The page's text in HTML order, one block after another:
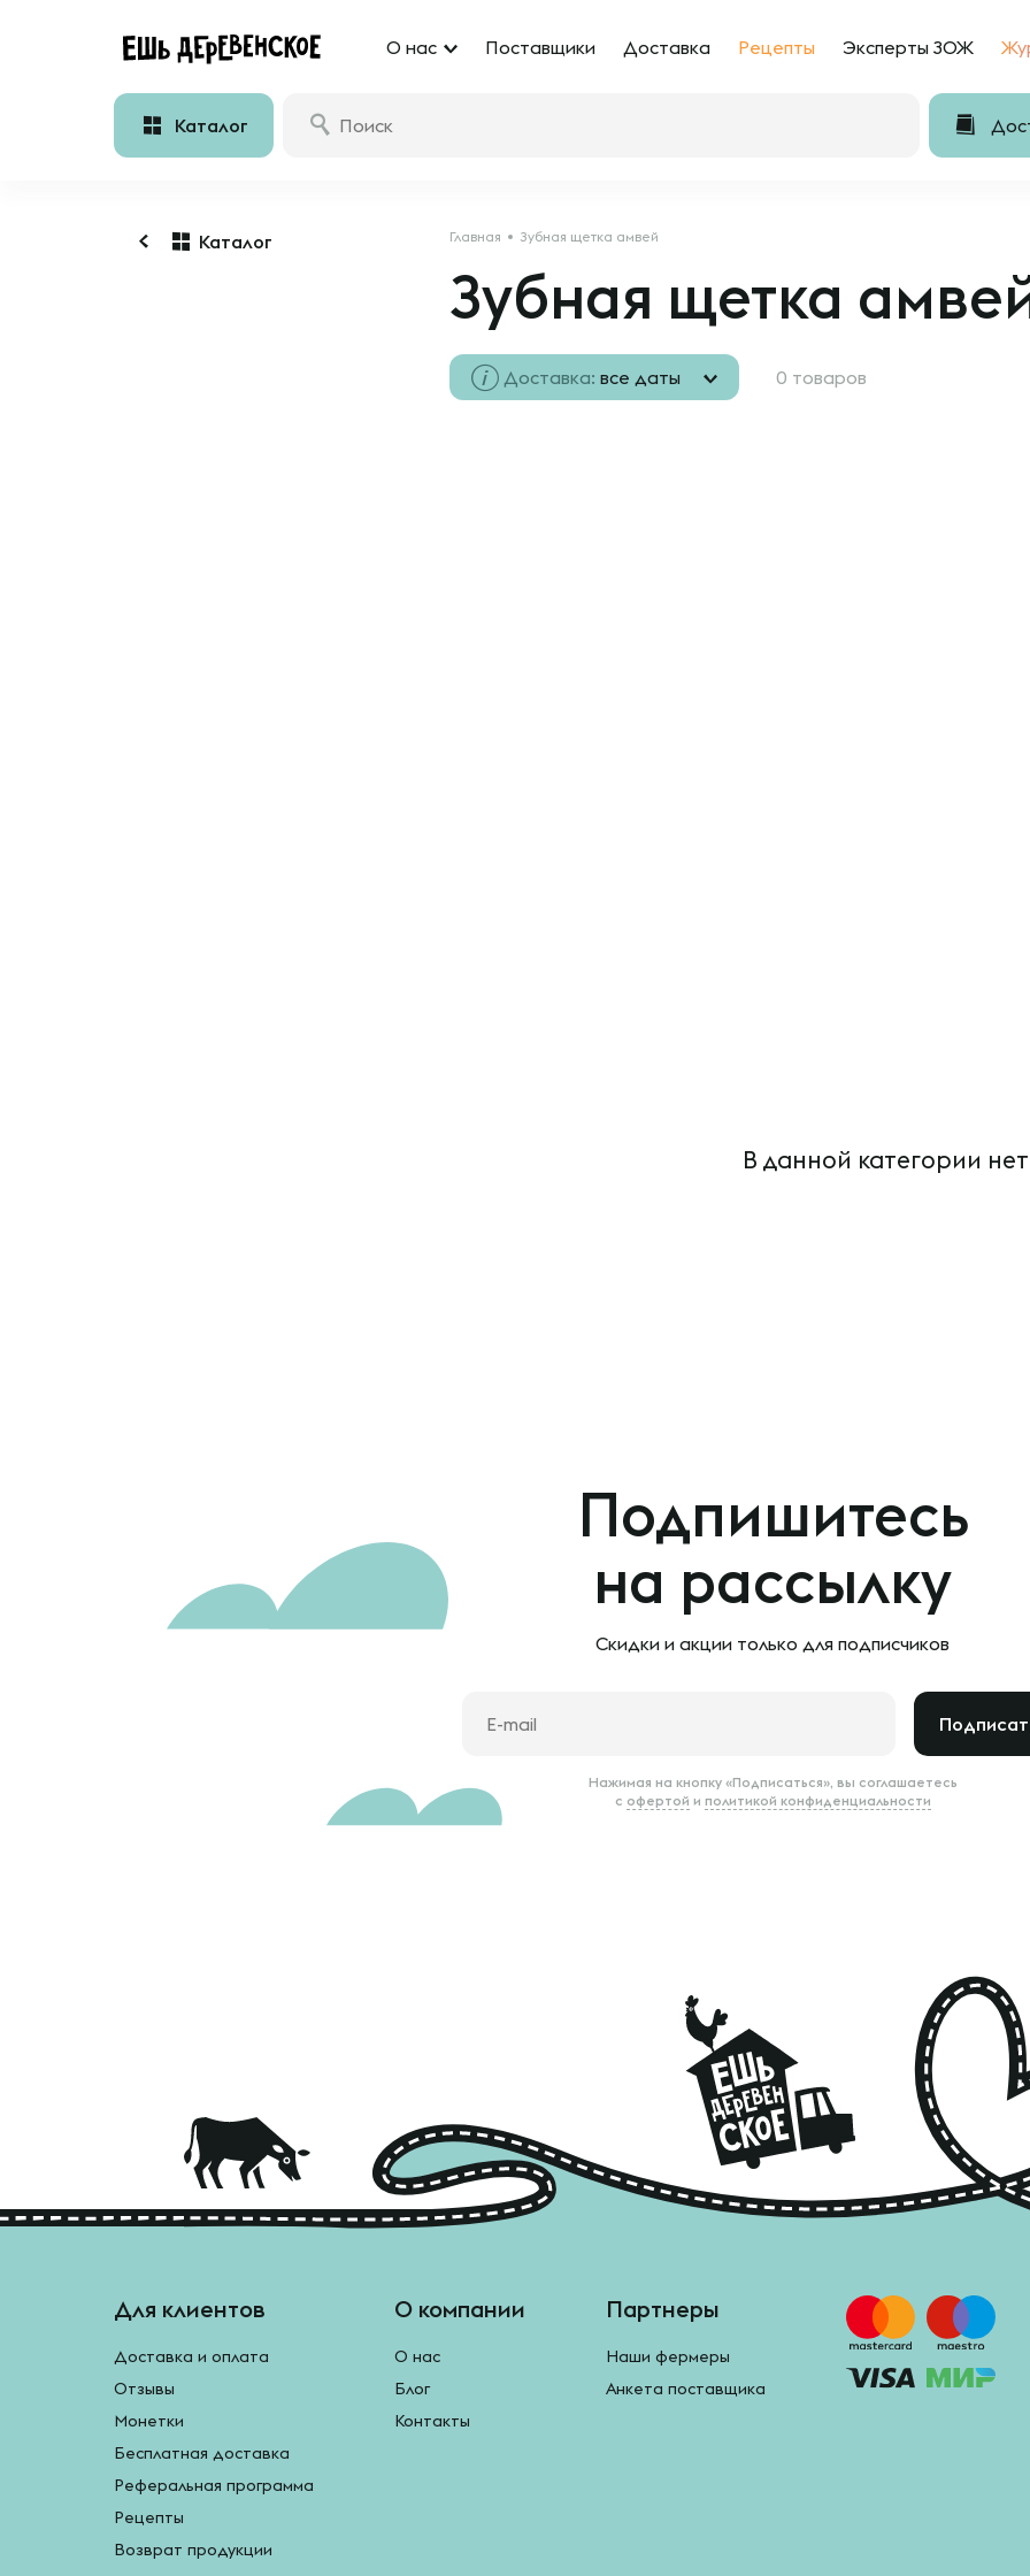
О нас Поставщики Доставка Рецепты Эксперты ЗОЖ
Каталог
Каталог Главная Зубная щетка амвей
Зубная щетка
Доставка: все даты 0 товаров
В данной категории
Подпишитесь
на рассылку
Скидки и акции только для подписчиков
Нажимая на кнопку «Подписаться», вы соглашаетесь
с офертой и политикой конфиденциальности
Для клиентов
Доставка и оплата
Отзывы
Монетки
Бесплатная доставка
Реферальная программа
Рецепты
Возврат продукции
О компании
О нас
Блог
Контакты
Партнеры
Наши фермеры
Анкета поставщика